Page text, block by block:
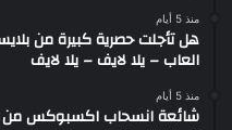
منذ 5 أيام
هل تأجلت حصرية كبيرة من
العاب – يلا لايف – يلا لايف
منذ 5 أيام